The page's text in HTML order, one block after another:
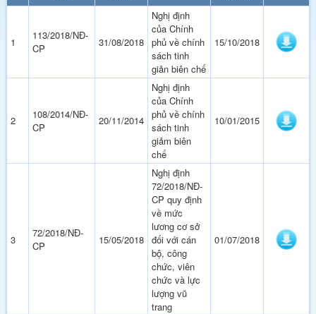
1
113/2018/NĐ-
CP
31/08/2018
Nghị định
của Chính
phủ về chính
sách tinh
giản biên chế
15/10/2018
2
108/2014/NĐ-
CP
20/11/2014
Nghị định
của Chính
phủ về chính
sách tinh
giảm biên
chế
10/01/2015
3
72/2018/NĐ-
CP
15/05/2018
Nghị định
72/2018/NĐ-
CP quy định
về mức
lương cơ sở
đối với cán
bộ, công
chức, viên
chức và lực
lượng vũ
trang
01/07/2018